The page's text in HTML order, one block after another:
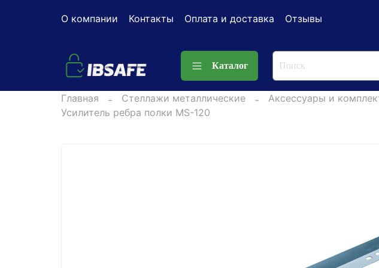
О компании Контакты Оплата и доставка Отзывы
Каталог
Главная Стеллажи металлические Аксессуары и
Усилитель ребра полки MS-120